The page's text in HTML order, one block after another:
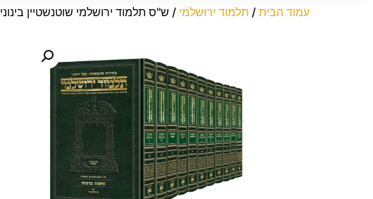
עמוד הבית / תלמוד ירושלמי / ש"ס תלמוד ירושלמי שוטנשטיין בינוני 51 כרכים – כולל משלוח